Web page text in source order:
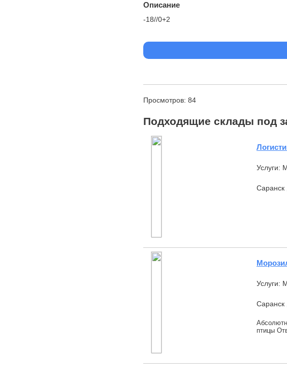
Описание
-18//0+2
Просмотров: 84
Подходящие склады под
Услуги:
Саранск
Услуги:
Саранск
птицы